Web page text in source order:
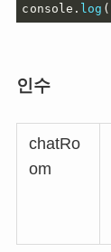
console . log (
인수
chatRo
om